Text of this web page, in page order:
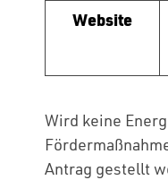
Website
Wird keine
Antrag gestellt